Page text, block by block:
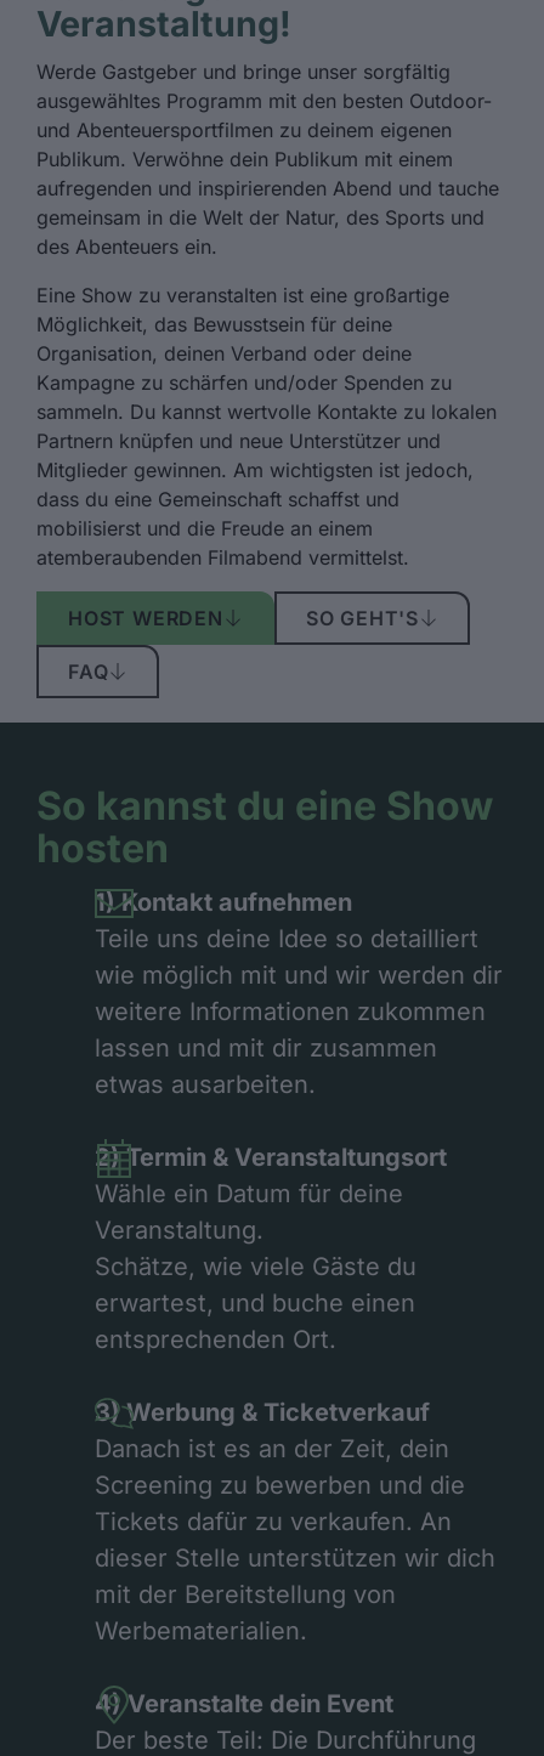
Veranstaltung!
Werde Gastgeber und bringe unser sorgfältig
ausgewähltes Programm mit den besten Outdoor-
und Abenteuersportfilmen zu deinem eigenen
Publikum. Verwöhne dein Publikum mit einem
aufregenden und inspirierenden Abend und tauche
gemeinsam in die Welt der Natur, des Sports und
des Abenteuers ein.
Eine Show zu veranstalten ist eine großartige
Möglichkeit, das Bewusstsein für deine
Organisation, deinen Verband oder deine
Kampagne zu schärfen und/oder Spenden zu
sammeln. Du kannst wertvolle Kontakte zu lokalen
Partnern knüpfen und neue Unterstützer und
Mitglieder gewinnen. Am wichtigsten ist jedoch,
dass du eine Gemeinschaft schaffst und
mobilisierst und die Freude an einem
atemberaubenden Filmabend vermittelst.
HOST WERDEN SO GEHT'S
FAQ
So kannst du eine Show
hosten
1) Kontakt aufnehmen
Teile uns deine Idee so detailliert
wie möglich mit und wir werden dir
weitere Informationen zukommen
lassen und mit dir zusammen
etwas ausarbeiten.
2) Termin & Veranstaltungs­ort
Wähle ein Datum für deine
Veranstaltung.
Schätze, wie viele Gäste du
erwartest, und buche einen
entsprechenden Ort.
3) Werbung & Ticketverkauf
Danach ist es an der Zeit, dein
Screening zu bewerben und die
Tickets dafür zu verkaufen. An
dieser Stelle unterstützen wir dich
mit der Bereitstellung von
Werbematerialien.
4) Veranstalte dein Event
Der beste Teil: Die Durchführung